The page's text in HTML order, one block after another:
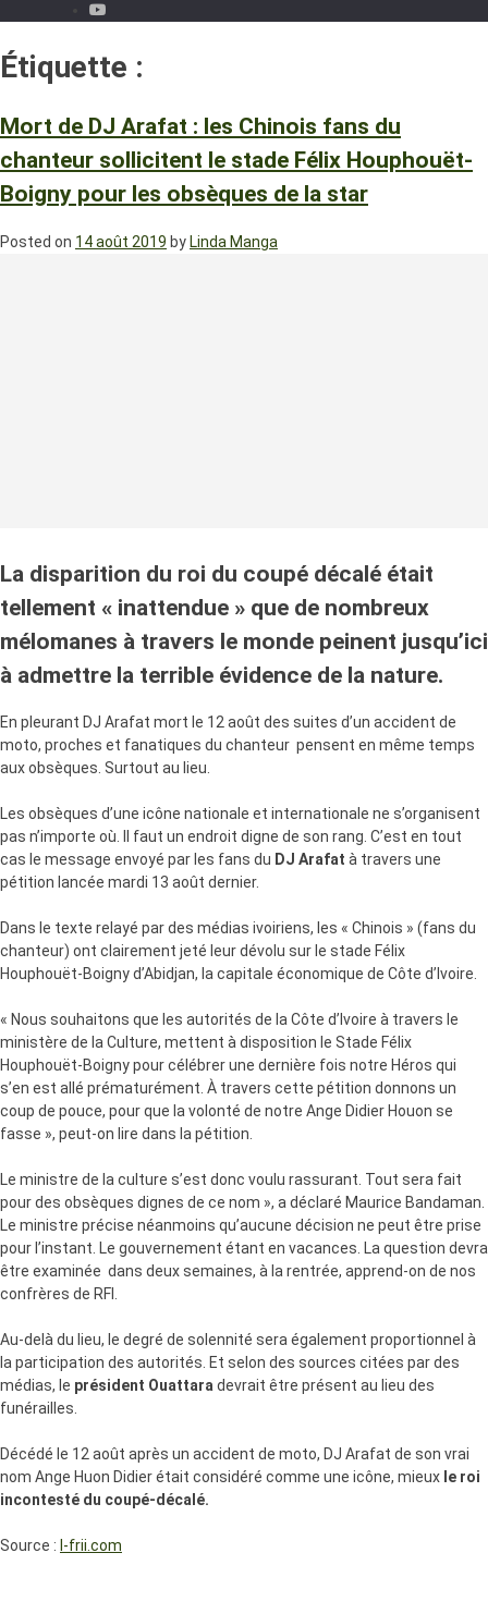
Étiquette :
Mort de DJ Arafat : les Chinois fans du
chanteur sollicitent le stade Félix Houphouët-
Boigny pour les obsèques de la star
Posted on 14 août 2019 by Linda Manga
La disparition du roi du coupé décalé était
tellement « inattendue » que de nombreux
mélomanes à travers le monde peinent jusqu’ici
à admettre la terrible évidence de la nature.
En pleurant DJ Arafat mort le 12 août des suites d’un accident de
moto, proches et fanatiques du chanteur pensent en même temps
aux obsèques. Surtout au lieu.
Les obsèques d’une icône nationale et internationale ne s’organisent
pas n’importe où. Il faut un endroit digne de son rang. C’est en tout
cas le message envoyé par les fans du DJ Arafat à travers une
pétition lancée mardi 13 août dernier.
Dans le texte relayé par des médias ivoiriens, les « Chinois » (fans du
chanteur) ont clairement jeté leur dévolu sur le stade Félix
Houphouët-Boigny d’Abidjan, la capitale économique de Côte d’Ivoire.
« Nous souhaitons que les autorités de la Côte d’Ivoire à travers le
ministère de la Culture, mettent à disposition le Stade Félix
Houphouët-Boigny pour célébrer une dernière fois notre Héros qui
s’en est allé prématurément. À travers cette pétition donnons un
coup de pouce, pour que la volonté de notre Ange Didier Houon se
fasse », peut-on lire dans la pétition.
Le ministre de la culture s’est donc voulu rassurant. Tout sera fait
pour des obsèques dignes de ce nom », a déclaré Maurice Bandaman.
Le ministre précise néanmoins qu’aucune décision ne peut être prise
pour l’instant. Le gouvernement étant en vacances. La question devra
être examinée dans deux semaines, à la rentrée, apprend-on de nos
confrères de RFI.
Au-delà du lieu, le degré de solennité sera également proportionnel à
la participation des autorités. Et selon des sources citées par des
médias, le président Ouattaradevrait être présent au lieu des
funérailles.
Décédé le 12 août après un accident de moto, DJ Arafat de son vrai
nom Ange Huon Didier était considéré comme une icône, mieux le roi
incontesté du coupé-décalé.
Source : l-frii.com